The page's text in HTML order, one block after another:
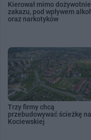
Kierował mimo
zakazu, pod wpływem
oraz narkotyków
Trzy firmy chcą
przebudowywać ścieżkę na
Kociewskiej